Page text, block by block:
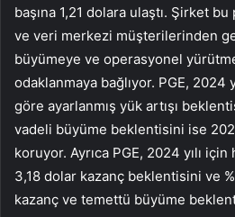
başına 1,21 dolara ulaştı. Şirket
ve veri merkezi müşterilerinden
büyümeye ve operasyonel
odaklanmaya bağlıyor. PGE, 2024
göre ayarlanmış yük artışı
vadeli büyüme beklentisini ise
koruyor. Ayrıca PGE, 2024 yılı
3,18 dolar kazanç beklentisini ve
kazanç ve temettü büyüme